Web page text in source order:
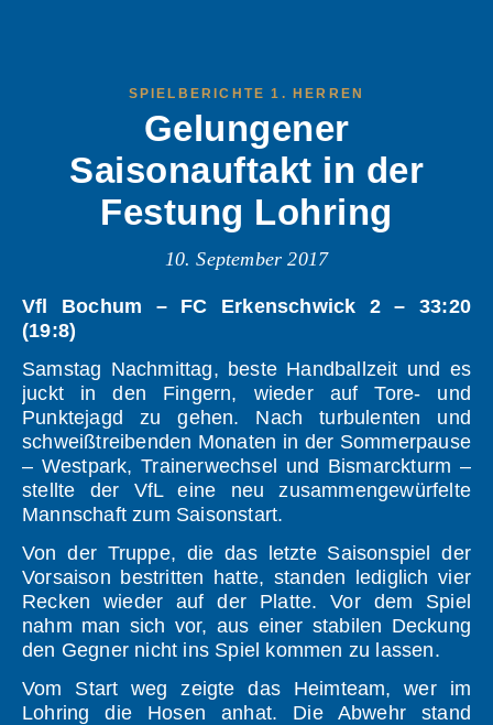
SPIELBERICHTE 1. HERREN
Gelungener
Saisonauftakt in der
Festung Lohring
10. September 2017
Vfl Bochum – FC Erkenschwick 2 – 33:20
(19:8)
Samstag Nachmittag, beste Handballzeit und es
juckt in den Fingern, wieder auf Tore- und
Punktejagd zu gehen. Nach turbulenten und
schweißtreibenden Monaten in der Sommerpause
– Westpark, Trainerwechsel und Bismarckturm –
stellte der VfL eine neu zusammengewürfelte
Mannschaft zum Saisonstart.
Von der Truppe, die das letzte Saisonspiel der
Vorsaison bestritten hatte, standen lediglich vier
Recken wieder auf der Platte. Vor dem Spiel
nahm man sich vor, aus einer stabilen Deckung
den Gegner nicht ins Spiel kommen zu lassen.
Vom Start weg zeigte das Heimteam, wer im
Lohring die Hosen anhat. Die Abwehr stand